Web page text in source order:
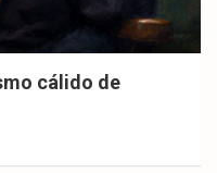
cálido de